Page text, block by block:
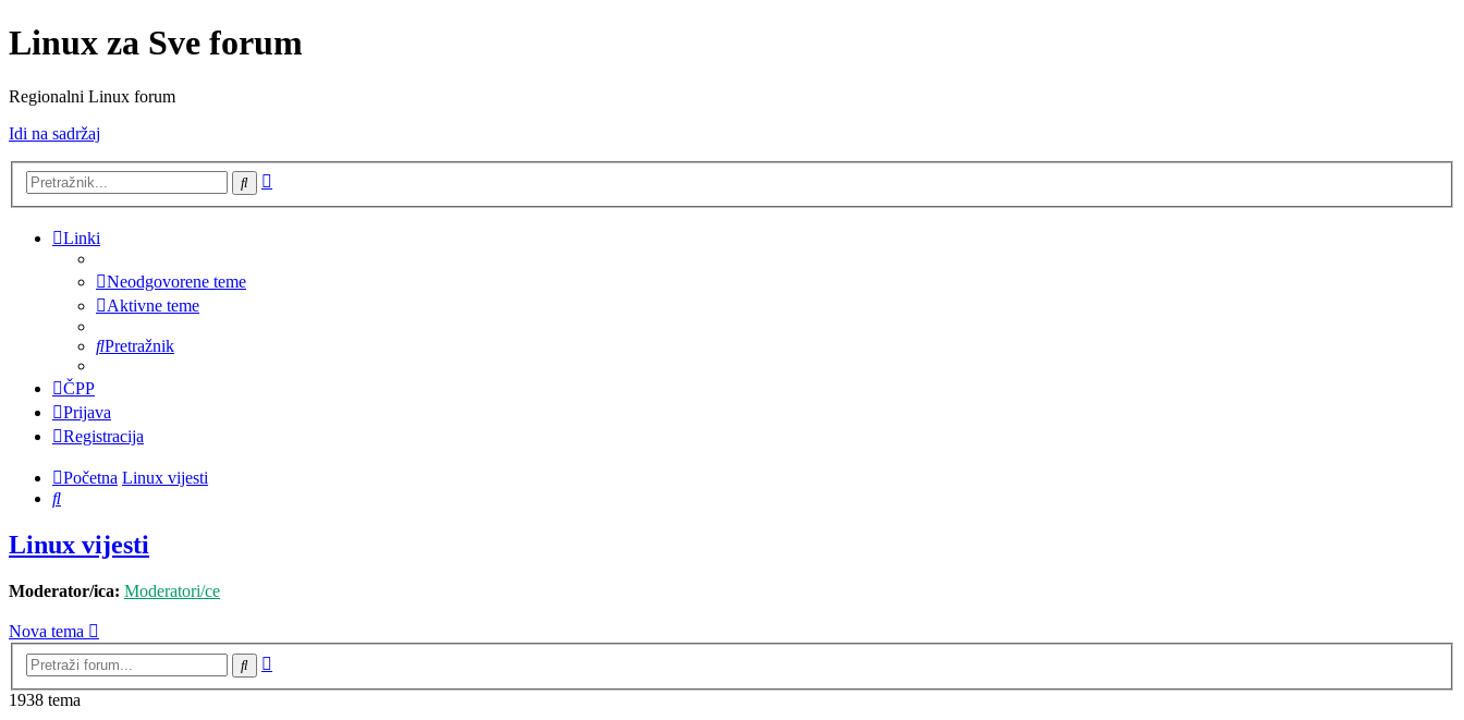
Linux za Sve forum
Regionalni Linux forum
Idi na sadržaj
Pretražnik
Linki
Neodgovorene teme
Aktivne teme
Pretražnik
ČPP
Prijava
Registracija
Početna Linux vijesti
Pretražnik
Linux vijesti
Moderator/ica: Moderatori/ce
Nova tema
Pretražnik
1938 tema